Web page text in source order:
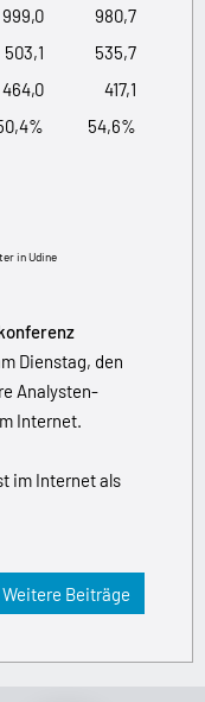
999,0
980,7
503,1
535,7
464,0
417,1
54,6%
in Udine
Dienstag, den
Analysten-
Internet.
im Internet als
Weitere Beiträge